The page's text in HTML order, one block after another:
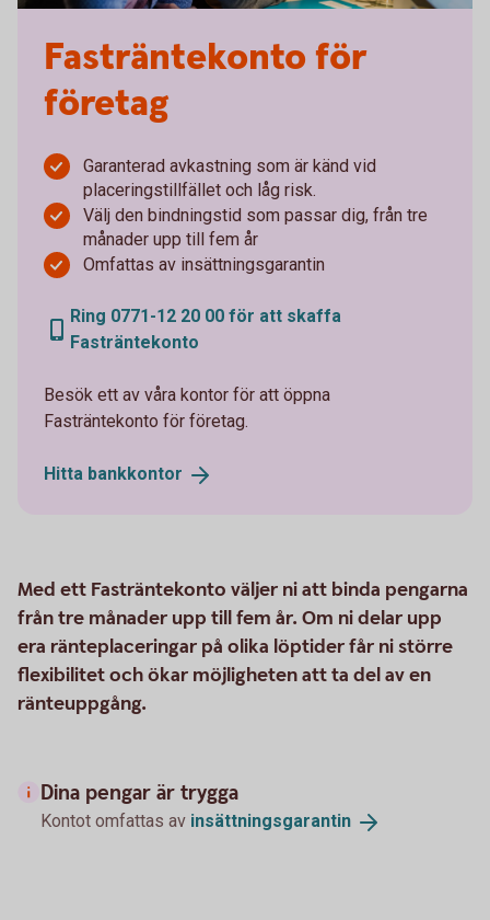
Fasträntekonto för
företag
Garanterad avkastning som är känd vid
placeringstillfället och låg risk.
Välj den bindningstid som passar dig, från tre
månader upp till fem år
Omfattas av insättningsgarantin
Ring 0771-12 20 00 för att skaffa
Fasträntekonto
Besök ett av våra kontor för att öppna
Fasträntekonto för företag.
Hitta bankkontor
Med ett Fasträntekonto väljer ni att binda pengarna
från tre månader upp till fem år. Om ni delar upp
era ränteplaceringar på olika löptider får ni större
flexibilitet och ökar möjligheten att ta del av en
ränteuppgång.
Dina pengar är trygga
Kontot omfattas av insättningsgarantin